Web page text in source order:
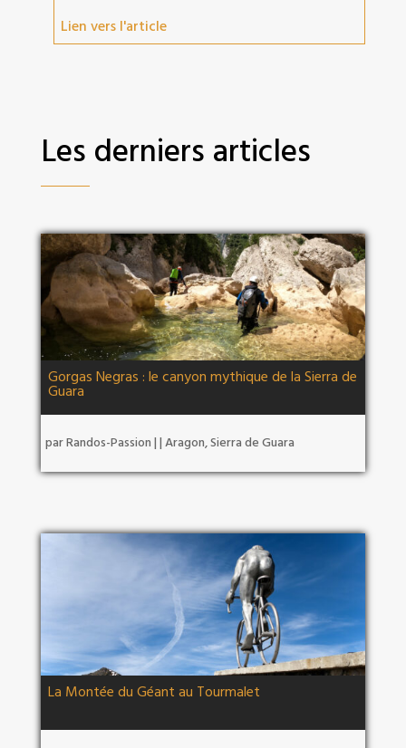
Lien vers l'article
Les derniers articles
Gorgas Negras : le canyon mythique de la Sierra de
Guara
parRandos-Passion | | Aragon,Sierra de Guara
La Montée du Géant au Tourmalet